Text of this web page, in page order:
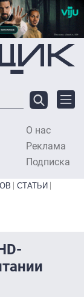
О нас
Реклама
Подписка
СТАТЬИ